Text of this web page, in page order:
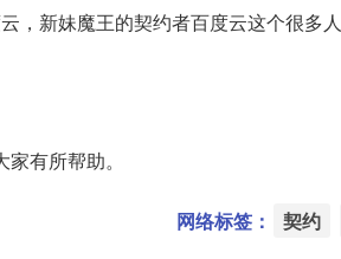
，新妹魔王的契约者百度云这个很多人
有所帮助。
网络标签： 契约